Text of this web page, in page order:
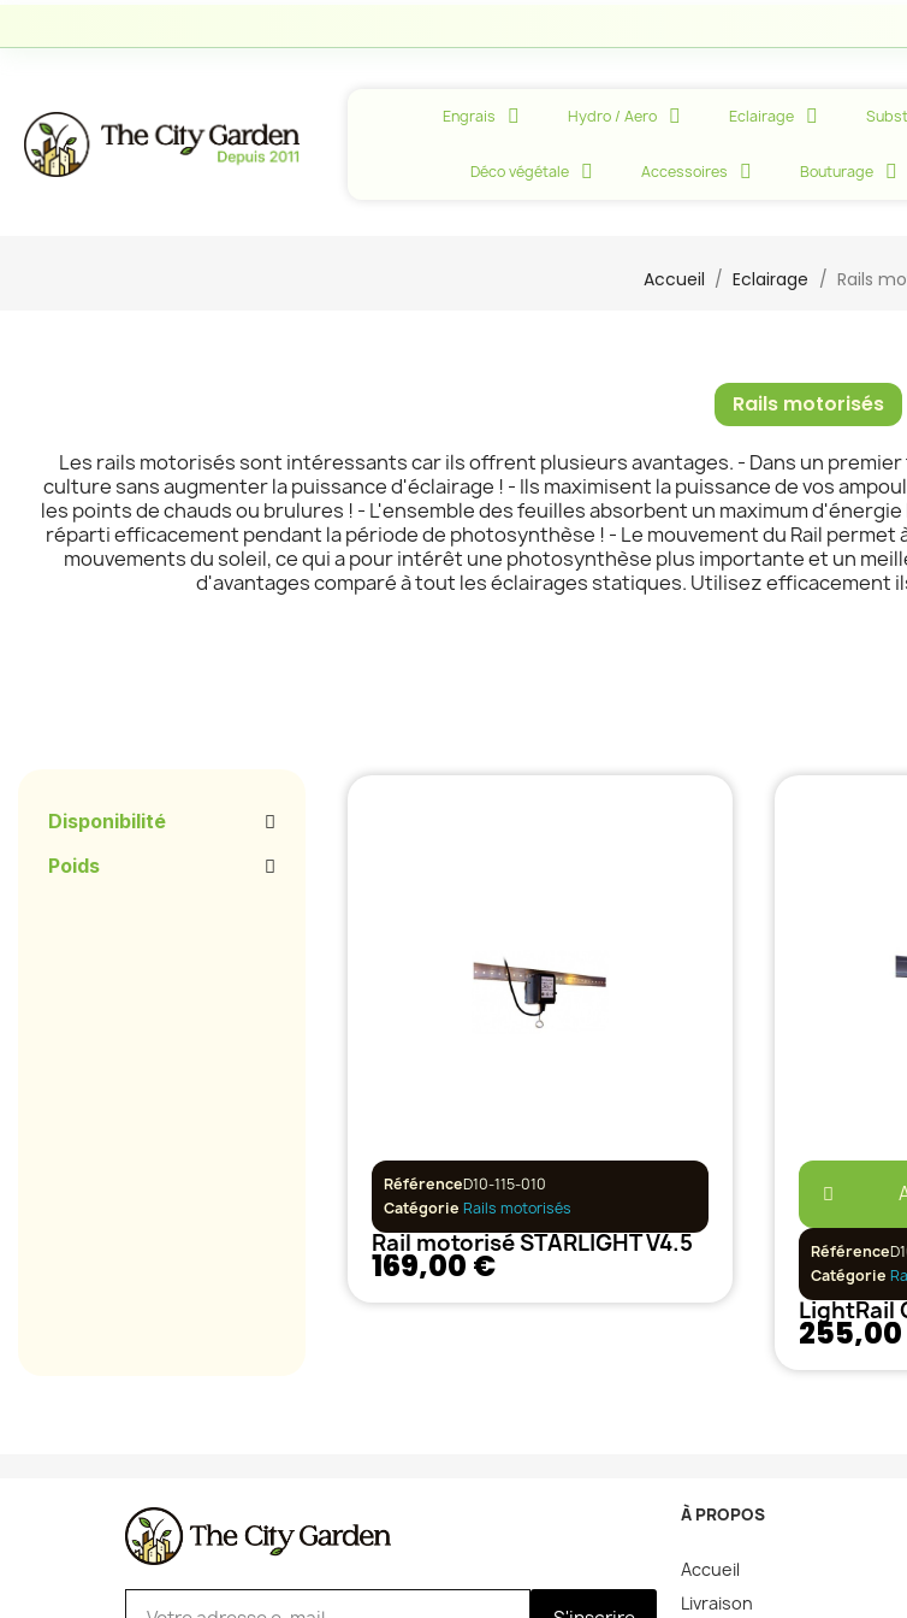
Engrais Hydro / Aero Eclairage
Déco végétale Accessoires Bouturage
Accueil Eclairage Rails
Rails motorisés
Les rails motorisés sont intéressants car ils offrent plusieurs avantages. - Dans un
culture sans augmenter la puissance d'éclairage ! - Ils maximisent la puissance de vos
les points de chauds ou brulures ! - L'ensemble des feuilles absorbent un maximum
réparti efficacement pendant la période de photosynthèse ! - Le mouvement du Rail
mouvements du soleil, ce qui a pour intérêt une photosynthèse plus importante et un
d'avantages comparé à tout les éclairages statiques. Utilisez
Disponibilité
Poids
RéférenceD10-115-010
Catégorie Rails motorisés
Rail motorisé STARLIGHT V4.5
169,00 € Référence
Catégorie
À PROPOS
Accueil
Livraison